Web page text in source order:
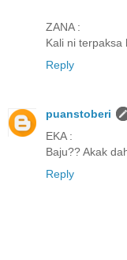
ZANA :
Kali ni terpaksa
Reply
puanstoberi
EKA :
Baju?? Akak
Reply